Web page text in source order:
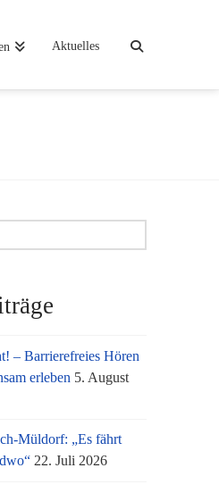
Aktuelles
– Barrierefreies Hören
erleben 5. August
Müldorf: „Es fährt
22. Juli 2026